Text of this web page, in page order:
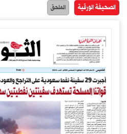
الصحيفة الورقية الملحق